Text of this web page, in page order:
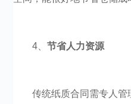
4、节省人力资源
传统纸质合同需专人